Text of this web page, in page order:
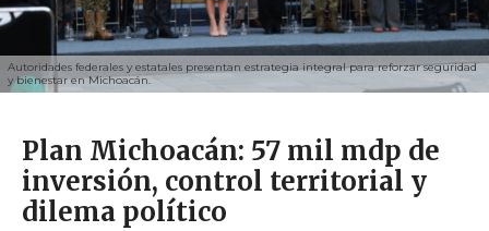
Autoridades federales y estatales presentan estrategia integral para reforzar seguridad
y bienestar en Michoacán.
Plan Michoacán: 57 mil mdp de
inversión, control territorial y
dilema político